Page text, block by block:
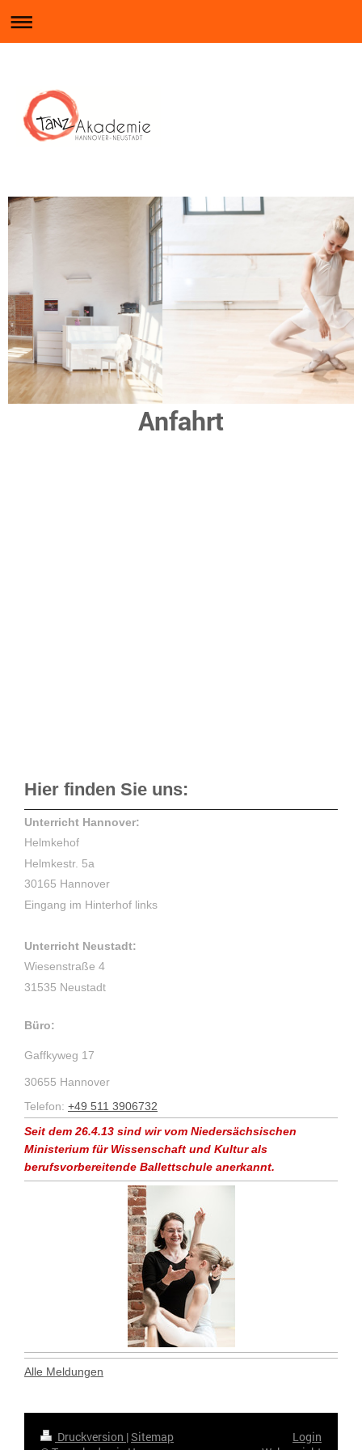
Anfahrt
Hier finden Sie uns:
Unterricht Hannover:
Helmkehof
Helmkestr. 5a
30165 Hannover
Eingang im Hinterhof links
Unterricht Neustadt:
Wiesenstraße 4
31535 Neustadt
Büro:
Gaffkyweg 17
30655 Hannover
Telefon: +49 511 3906732
Seit dem 26.4.13 sind wir vom Niedersächsischen
Ministerium für Wissenschaft und Kultur als
berufsvorbereitende Ballettschule anerkannt.
Alle Meldungen
Druckversion |Sitemap
Login